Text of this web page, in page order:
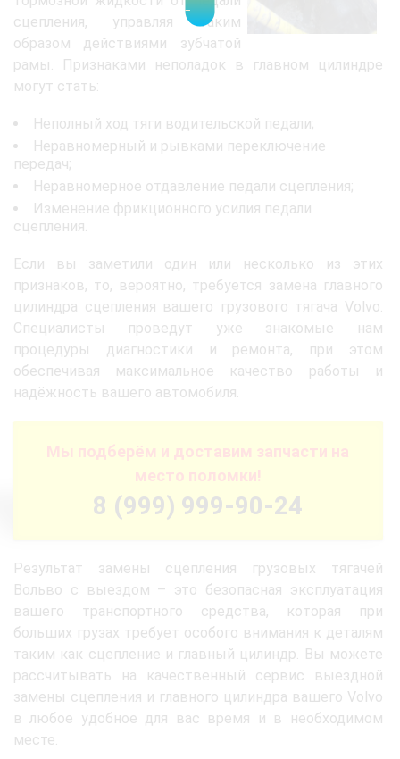
сцепления, управляя таким
образом действиями зубчатой
рамы. Признаками неполадок в главном цилиндре
могут стать:
Неполный ход тяги водительской педали;
Неравномерный и рывками переключение
передач;
Неравномерное отдавление педали сцепления;
Изменение фрикционного усилия педали
сцепления.
Если вы заметили один или несколько из этих
признаков, то, вероятно, требуется замена главного
цилиндра сцепления вашего грузового тягача Volvo.
Специалисты проведут уже знакомые нам
процедуры диагностики и ремонта, при этом
обеспечивая максимальное качество работы и
надёжность вашего автомобиля.
Мы подберём и доставим запчасти на
место поломки!
8 (999) 999-90-24
Результат замены сцепления грузовых тягачей
Вольво с выездом – это безопасная эксплуатация
вашего транспортного средства, которая при
больших грузах требует особого внимания к деталям
таким как сцепление и главный цилиндр. Вы можете
рассчитывать на качественный сервис выездной
замены сцепления и главного цилиндра вашего Volvo
в любое удобное для вас время и в необходимом
месте.